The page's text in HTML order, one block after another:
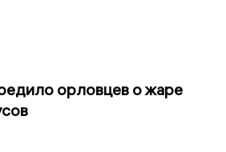
орловцев о жаре